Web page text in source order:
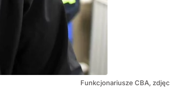
Funkcjonariusze CBA,